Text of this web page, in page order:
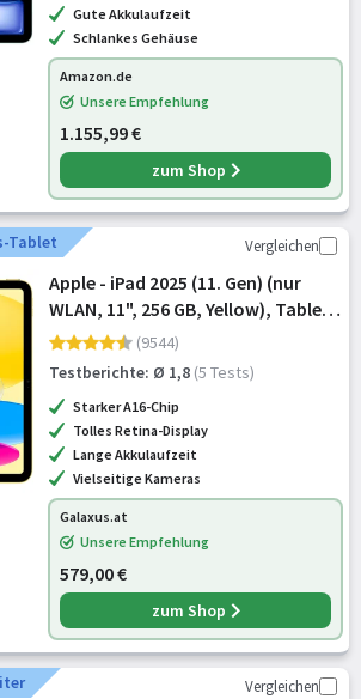
Gute Akkulaufzeit
Schlankes Gehäuse
Amazon.de
Unsere Empfehlung
1.155,99 €
zum Shop
Tablet Vergleichen
Apple - iPad 2025 (11. Gen) (nur
WLAN, 11", 256 GB, Yellow), Tablet,
Gelb
(9544)
Testberichte: Ø 1,8 (5 Tests)
Starker A16-Chip
Tolles Retina-Display
Lange Akkulaufzeit
Vielseitige Kameras
Galaxus.at
Unsere Empfehlung
579,00 €
zum Shop
Vergleichen